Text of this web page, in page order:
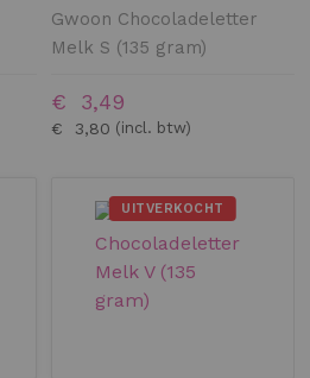
Gwoon Chocoladeletter
Melk S (135 gram)
€ 3,80
€ 3,49
UITVERKOCHT